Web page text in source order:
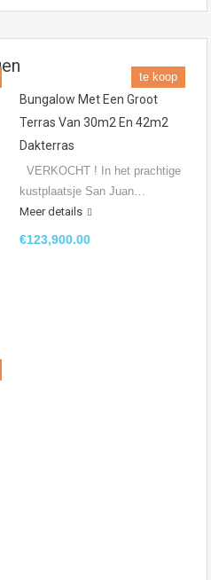
te koop
Bungalow Met Een Groot
Terras Van 30m2 En 42m2
Dakterras
VERKOCHT ! In het prachtige
kustplaatsje San Juan…
Meer details
€123,900.00